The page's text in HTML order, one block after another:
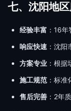
七、沈阳地
经验丰富 ：16
响应快速 ：沈
方案专业 ：根
施工规范 ：标
售后完善 ：2年